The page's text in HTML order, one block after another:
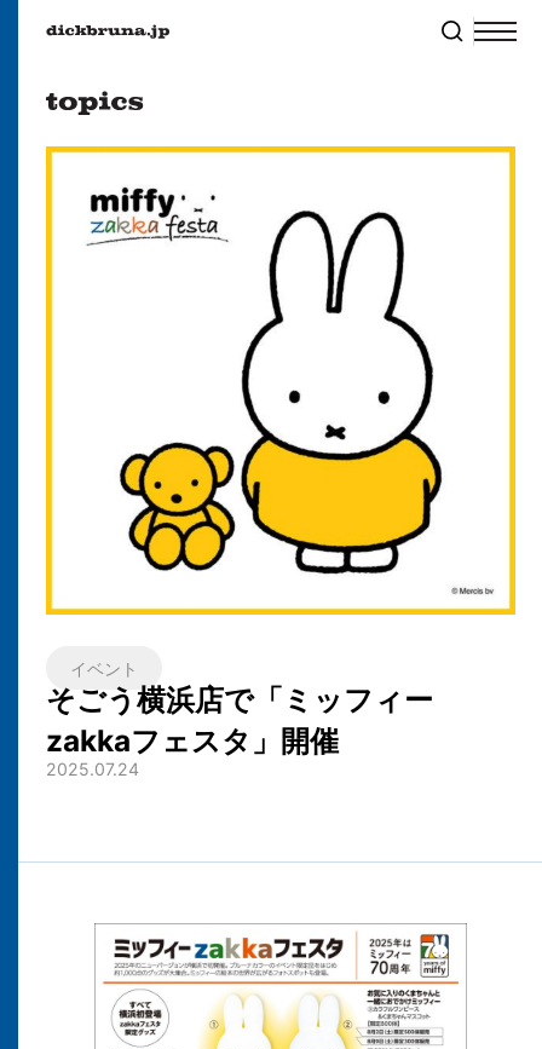
イベント
そごう横浜店で「ミッフィー
zakkaフェスタ」開催
2025.07.24